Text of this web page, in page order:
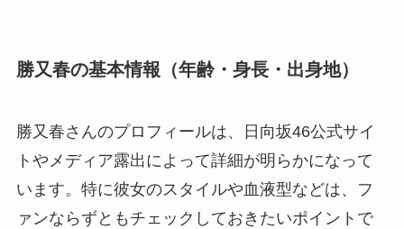
勝又春の基本情報（年齢・身長・出身地）
勝又春さんのプロフィールは、日向坂46公式サイ
トやメディア露出によって詳細が明らかになって
います。特に彼女のスタイルや血液型などは、フ
ァンならずともチェックしておきたいポイントで